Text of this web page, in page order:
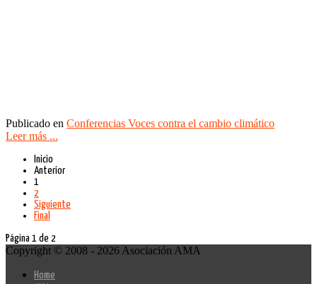
Publicado en Conferencias Voces contra el cambio climático
Leer más ...
Inicio
Anterior
1
2
Siguiente
Final
Página 1 de 2
Copyright © 2008 - 2026 Asociación AMA
Home